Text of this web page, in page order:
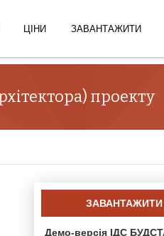
ЦІНИ ЗАВАНТАЖИТИ
проекту
Демо-версія ІДС